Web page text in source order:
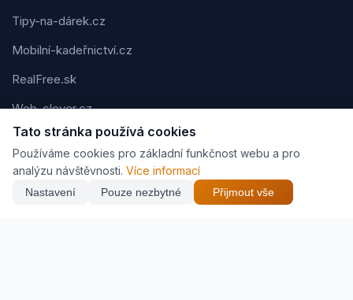
Tipy-na-dárek.cz
Mobilní-kadeřnictví.cz
RealFree.sk
Web-clever.cz
Kvízov.cz
Karavaning.net
CVčko.eu
Tato stránka používá cookies
Používáme cookies pro základní funkčnost webu a pro
analýzu návštěvnosti. Více informací
Nastavení Pouze nezbytné Přijmout vše